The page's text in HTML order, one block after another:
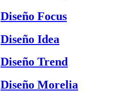
Diseño Focus
Diseño Idea
Diseño Trend
Diseño Morelia